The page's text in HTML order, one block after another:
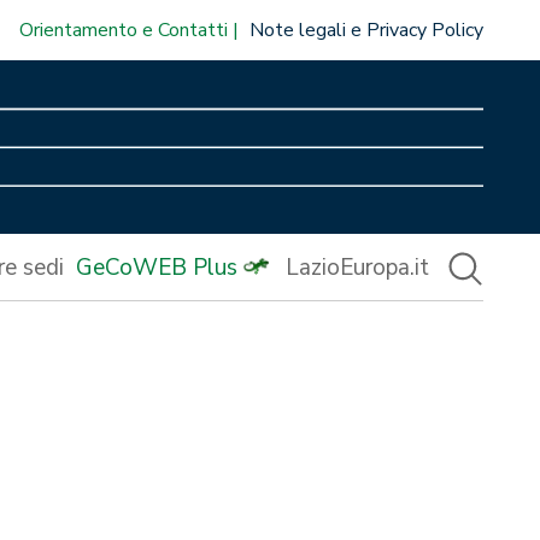
Orientamento e Contatti Note legali e Privacy Policy
sedi GeCoWEB Plus LazioEuropa.it